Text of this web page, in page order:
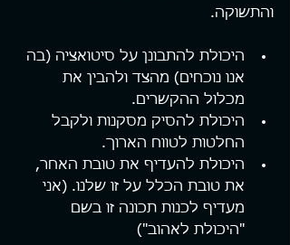
והתשוקה.
היכולת להתבונן על סיטואציה (בה
אנו נוכחים) מהצד ולהבין את
מכלול ההקשרים.
היכולת להסיק מסקנות ולקבל
החלטות לטווח הארוך.
היכולת להעדיף את טובת האחר,
את טובת הכלל על זו שלנו. (אני
מעדיף לכנות תכונה זו בשם
"היכולת לאהוב")